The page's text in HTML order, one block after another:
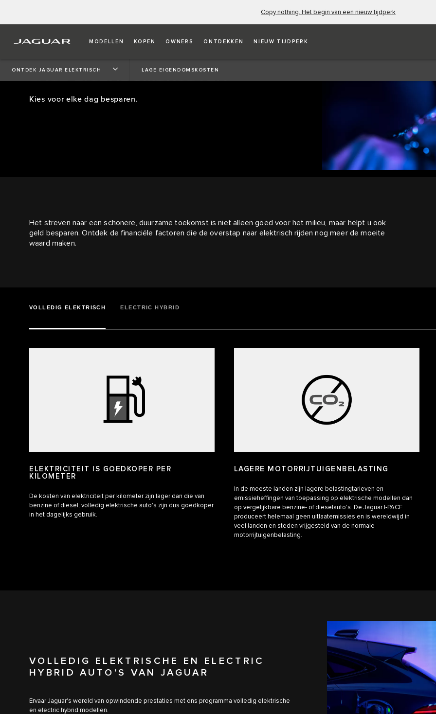
Copy nothing. Het begin van een nieuw tijdperk
MODELLEN KOPEN OWNERS ONTDEKKEN NIEUW TIJDPERK
ONTDEK JAGUAR ELEKTRISCH LAGE EIGENDOMSKOSTEN
LAGE EIGENDOMSKOSTEN
Kies voor elke dag besparen.
Het streven naar een schonere, duurzame toekomst is niet alleen goed voor het milieu, maar helpt u ook
geld besparen. Ontdek de financiële factoren die de overstap naar elektrisch rijden nog meer de moeite
waard maken.
VOLLEDIG ELEKTRISCH ELECTRIC HYBRID
ELEKTRICITEIT IS GOEDKOPER PER
KILOMETER
De kosten van elektriciteit per kilometer zijn lager dan die van
benzine of diesel; volledig elektrische auto's zijn dus goedkoper
in het dagelijks gebruik.
LAGERE MOTORRIJTUIGENBELASTING
In de meeste landen zijn lagere belastingtarieven en
emissieheffingen van toepassing op elektrische modellen dan
op vergelijkbare benzine- of dieselauto's. De Jaguar I-PACE
produceert helemaal geen uitlaatemissies en is wereldwijd in
veel landen en steden vrijgesteld van de normale
motorrijtuigenbelasting.
VOLLEDIG ELEKTRISCHE EN ELECTRIC
HYBRID AUTO'S VAN JAGUAR
Ervaar Jaguar's wereld van opwindende prestaties met ons programma volledig elektrische
en electric hybrid modellen.